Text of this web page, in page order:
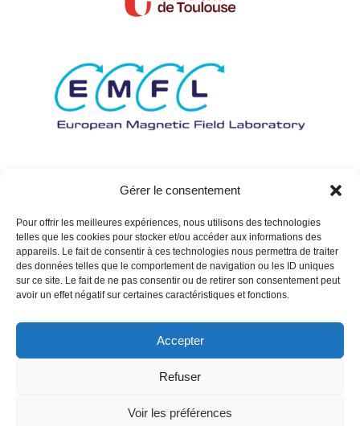
Gérer le consentement
Pour offrir les meilleures expériences, nous utilisons des technologies
telles que les cookies pour stocker et/ou accéder aux informations des
appareils. Le fait de consentir à ces technologies nous permettra de traiter
des données telles que le comportement de navigation ou les ID uniques
sur ce site. Le fait de ne pas consentir ou de retirer son consentement peut
avoir un effet négatif sur certaines caractéristiques et fonctions.
Accepter
Refuser
Voir les préférences